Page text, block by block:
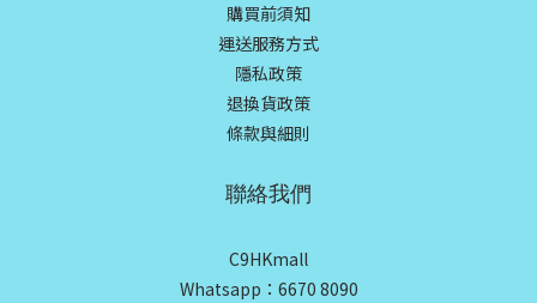
購買前須知
運送服務方式
隱私政策
退換貨政策
條款與細則
聯絡我們
C9HKmall
Whatsapp：6670 8090